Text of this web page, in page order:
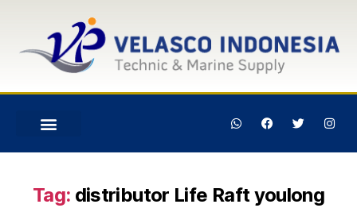
Tag: distributor Life Raft youlong